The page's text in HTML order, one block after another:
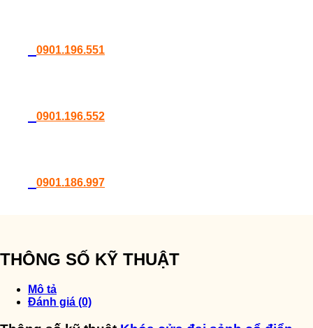
0901.196.551
0901.196.552
0901.186.997
THÔNG SỐ KỸ THUẬT
Mô tả
Đánh giá (0)